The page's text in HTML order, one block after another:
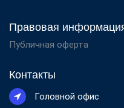
Правовая
Публичная оферта
Контакты
Головной офис